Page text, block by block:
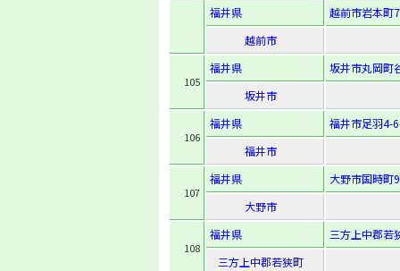
福井県
越前市岩本町
越前市
105
福井県
坂井市丸岡町
坂井市
106
福井県
福井市足羽4-
福井市
107
福井県
大野市国時町
大野市
108
福井県
三方上中郡若
三方上中郡若狭町